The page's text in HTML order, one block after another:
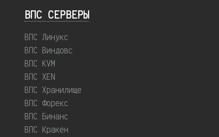
ВПС СЕРВЕРЫ
ВПС Линукс
ВПС Виндовс
ВПС KVM
ВПС XEN
ВПС Хранилище
ВПС Форекс
ВПС Бинанс
ВПС Кракен